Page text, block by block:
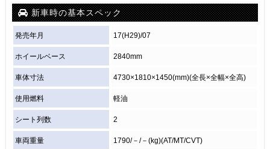
新車時の基本スペック
発売年月 17(H29)/07
ホイールベース 2840mm
車体寸法 4730×1810×1450(mm)(全長×全幅×全高)
使用燃料 軽油
シート列数 2
車両重量 1790/－/－(kg)(AT/MT/CVT)